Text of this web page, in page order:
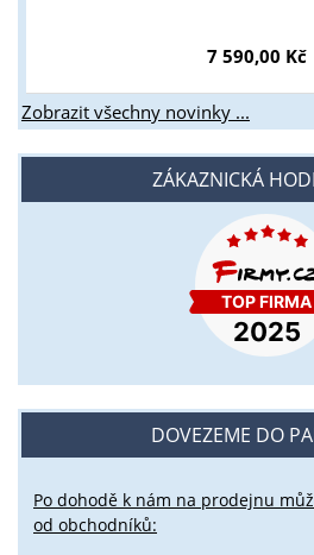
7 590,00 Kč
Zobrazit všechny novinky ...
ZÁKAZNICKÁ
DOVEZEME DO
Po dohodě k nám na prodejnu
od obchodníků: